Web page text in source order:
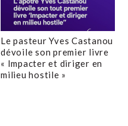
Le pasteur Yves Castanou
dévoile son premier livre
« Impacter et diriger en
milieu hostile »